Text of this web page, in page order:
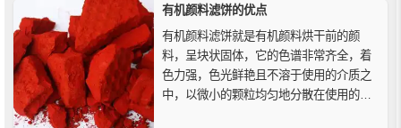
耐迁移性...
有机颜料滤饼的优点
有机颜料滤饼就是有机颜料烘干前的颜
料，呈块状固体，它的色谱非常齐全，着
色力强，色光鲜艳且不溶于使用的介质之
中，以微小的颗粒均匀地分散在使用的介